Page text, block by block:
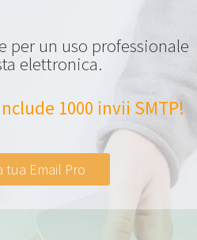
per un uso professionale
elettronica.
1000 invii SMTP!
tua Email Pro